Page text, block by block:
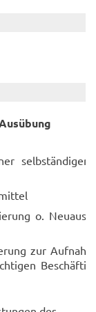
selb­stän­di­gen
o. Neu­aus­
zur Auf­nah­
Be­schäf­ti­